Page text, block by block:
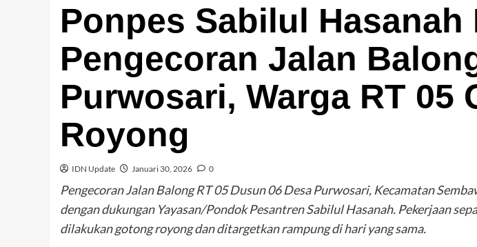
Ponpes Sabilul Hasanah
Pengecoran Jalan
Purwosari, Warga RT 05
Royong
IDN Update Januari 30, 2026 0
Pengecoran Jalan Balong RT 05 Dusun 06 Desa Purwosari, Kecamatan
dengan dukungan Yayasan/Pondok Pesantren Sabilul Hasanah. Pekerjaan
dilakukan gotong royong dan ditargetkan rampung di hari yang sama.